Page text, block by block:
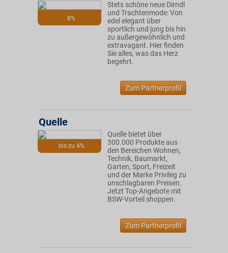
8%
Stets schöne neue Dirndl
und Trachtenmode: Von
edel elegant über
sportlich und jung bis hin
zu außergewöhnlich und
extravagant. Hier finden
Sie alles, was das Herz
begehrt.
Zum Partnerprofil
bis zu 4%
Quelle
Quelle bietet über
300.000 Produkte aus
den Bereichen Wohnen,
Technik, Baumarkt,
Garten, Sport, Freizeit
und der Marke Privileg zu
unschlagbaren Preisen.
Jetzt Top-Angebote mit
BSW-Vorteil shoppen.
Zum Partnerprofil